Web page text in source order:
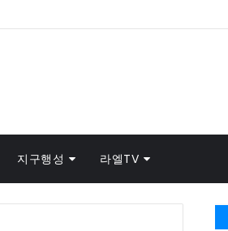
지구행성 라엘TV